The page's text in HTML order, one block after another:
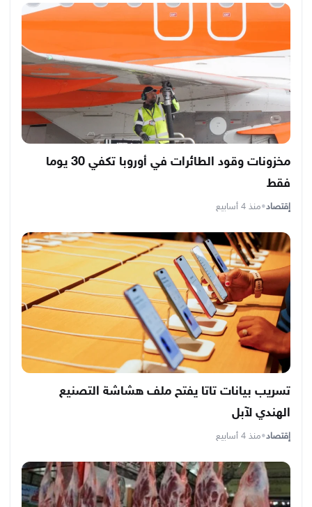
مخزونات وقود الطائرات في أوروبا تكفي 30 يوما
فقط
إقتصاد•منذ 4 أسابيع
تسريب بيانات تاتا يفتح ملف هشاشة التصنيع
الهندي لآبل
إقتصاد•منذ 4 أسابيع